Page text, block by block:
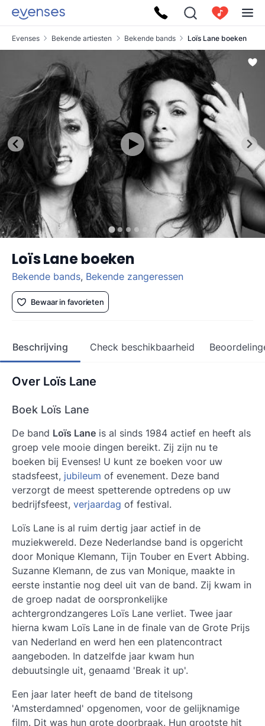
Evenses Bekende artiesten Bekende bands Loïs Lane boeken
Loïs Lane boeken
Bekende bands, Bekende zangeressen
Bewaar in favorieten
Beschrijving Check beschikbaarheid
Over Loïs Lane
Boek Loïs Lane
De band Loïs Lane is al sinds 1984 actief en heeft als
groep vele mooie dingen bereikt. Zij zijn nu te
boeken bij Evenses! U kunt ze boeken voor uw
stadsfeest, jubileum of evenement. Deze band
verzorgt de meest spetterende optredens op uw
bedrijfsfeest, verjaardag of festival.
Loïs Lane is al ruim dertig jaar actief in de
muziekwereld. Deze Nederlandse band is opgericht
door Monique Klemann, Tijn Touber en Evert Abbing.
Suzanne Klemann, de zus van Monique, maakte in
eerste instantie nog deel uit van de band. Zij kwam in
de groep nadat de oorspronkelijke
achtergrondzangeres Loïs Lane verliet. Twee jaar
hierna kwam Loïs Lane in de finale van de Grote Prijs
van Nederland en werd hen een platencontract
aangeboden. In datzelfde jaar kwam hun
debuutsingle uit, genaamd 'Break it up'.
Een jaar later heeft de band de titelsong
'Amsterdamned' opgenomen, voor de gelijknamige
film. Dit was hun grote doorbraak. Hun grootste hit